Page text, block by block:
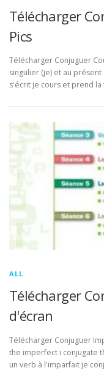
Télécharger
Pics
Télécharger Conjuguer
singulier (je) et au
s'écrit je cours et prend
ALL
Télécharger
d'écran
Télécharger Conjuguer
the imperfect i conjugate
un verb à l'imparfait je